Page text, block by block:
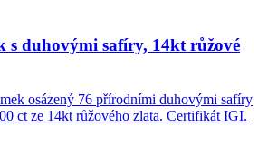
s duhovými safíry, 14kt růžové
osázený 76 přírodními duhovými safíry
ct ze 14kt růžového zlata. Certifikát IGI.